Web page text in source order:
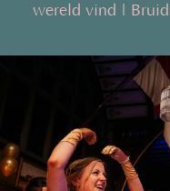
wereld vind |